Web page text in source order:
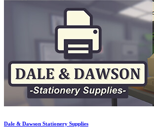
Dale & Dawson Stationery Supplies